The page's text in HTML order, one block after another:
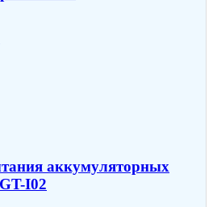
аккумуляторных
I02